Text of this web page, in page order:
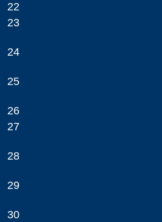
22
23
24
25
26
27
28
29
30